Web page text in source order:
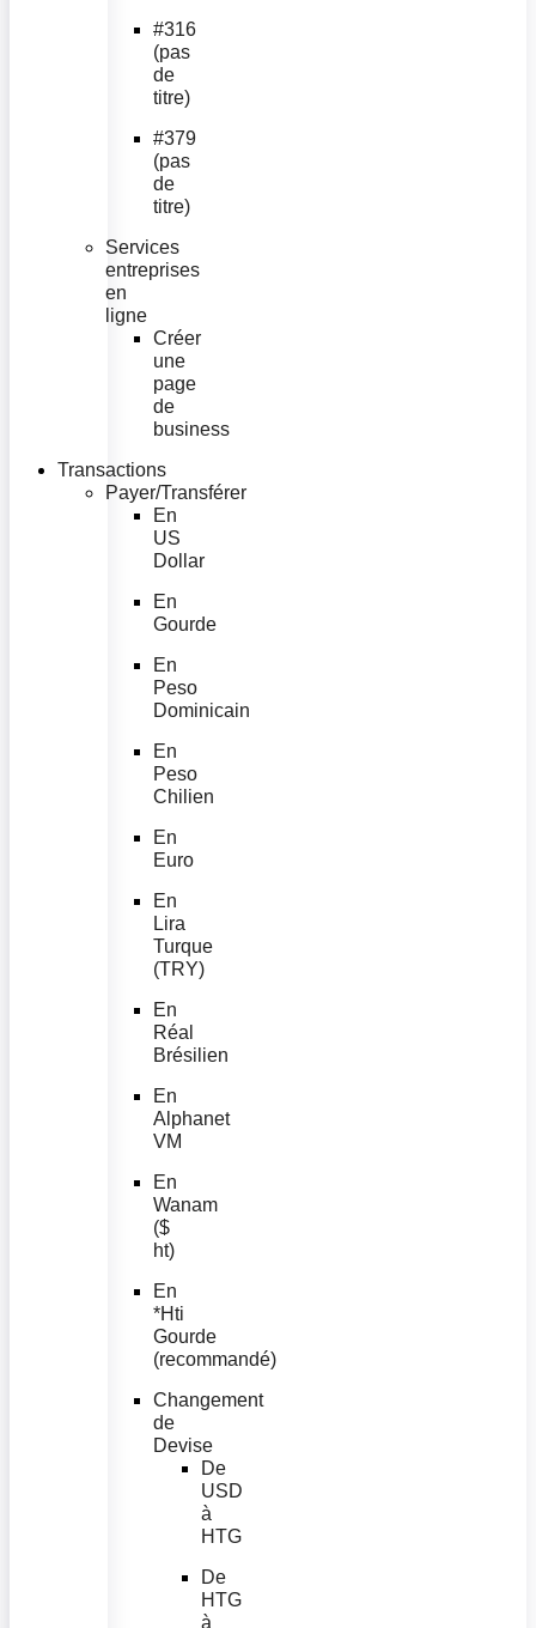
#316
(pas
de
titre)
#379
(pas
de
titre)
Services
entreprises
en
ligne
Créer
une
page
de
business
Transactions
Payer/Transférer
En
US
Dollar
En
Gourde
En
Peso
Dominicain
En
Peso
Chilien
En
Euro
En
Lira
Turque
(TRY)
En
Réal
Brésilien
En
Alphanet
VM
En
Wanam
($
ht)
En
*Hti
Gourde
(recommandé)
Changement
de
Devise
De
USD
à
HTG
De
HTG
à